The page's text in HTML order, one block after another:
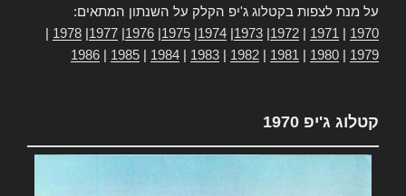
על מנת לצפות בקטלוג ג'יפ הקלק על השנתון המתאים:
1970
1971
1972
1973
1974
1975
1976
1977
1978
1979
1980
1981
1982
1983
1984
1985
1986
קטלוג ג'יפ 1970